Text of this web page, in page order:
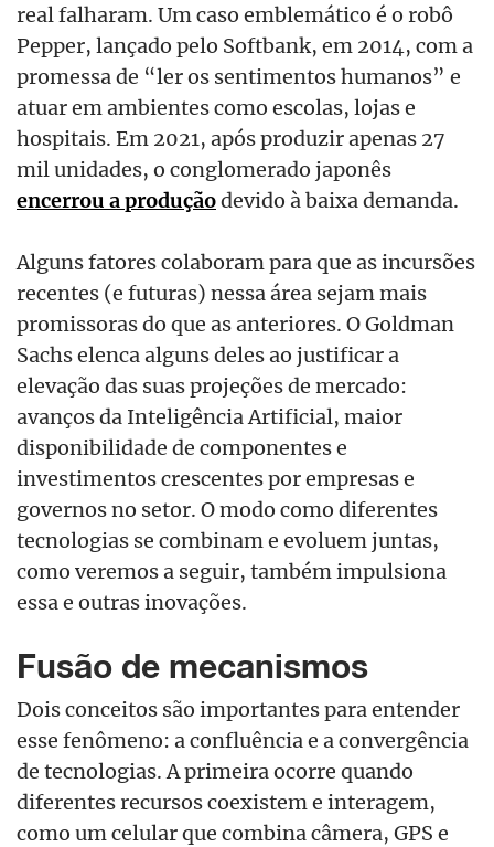
real falharam. Um caso emblemático é o robô
Pepper, lançado pelo Softbank, em 2014, com a
promessa de “ler os sentimentos humanos” e
atuar em ambientes como escolas, lojas e
hospitais. Em 2021, após produzir apenas 27
mil unidades, o conglomerado japonês
encerrou a produçãodevido à baixa demanda.
Alguns fatores colaboram para que as incursões
recentes (e futuras) nessa área sejam mais
promissoras do que as anteriores. O Goldman
Sachs elenca alguns deles ao justificar a
elevação das suas projeções de mercado:
avanços da Inteligência Artificial, maior
disponibilidade de componentes e
investimentos crescentes por empresas e
governos no setor. O modo como diferentes
tecnologias se combinam e evoluem juntas,
como veremos a seguir, também impulsiona
essa e outras inovações.
Fusão de mecanismos
Dois conceitos são importantes para entender
esse fenômeno: a confluência e a convergência
de tecnologias. A primeira ocorre quando
diferentes recursos coexistem e interagem,
como um celular que combina câmera, GPS e